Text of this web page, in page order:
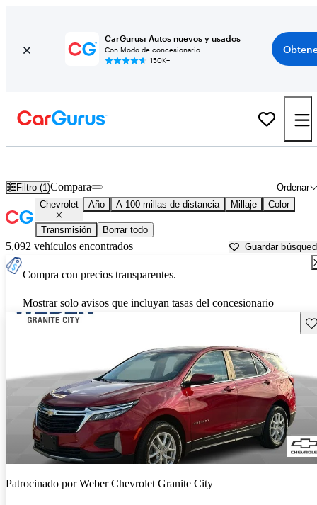
CarGurus: Autos nuevos y usados
Con Modo de concesionario
150K+
Filtro (1) Ordenar
Compara
Chevrolet Año A 100 millas de distancia Millaje Color
Transmisión Borrar todo
5,092 vehículos encontrados Guardar
Compra con precios transparentes.
Mostrar solo avisos que incluyan tasas del concesionario
Patrocinado porWeber Chevrolet Granite City